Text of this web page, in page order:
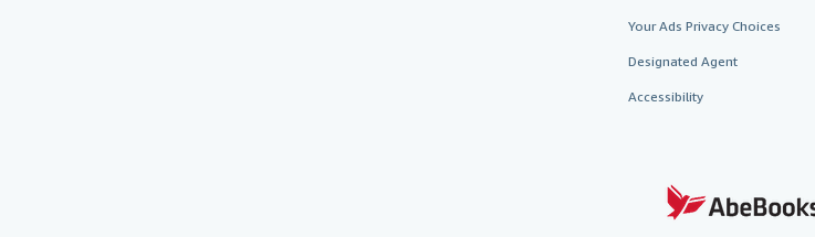
Your Ads Privacy Choices
Designated Agent
Accessibility